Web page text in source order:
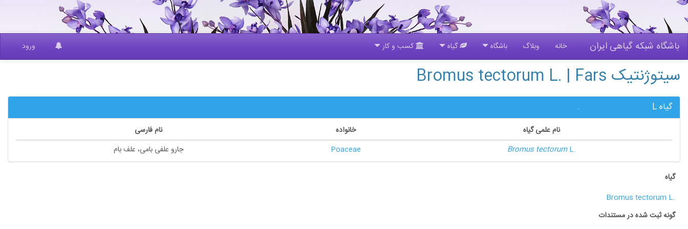
باشگاه شبکه گیاهی ایران خانه وبلاگ باشگاه گیاه کسب و کار ورود
سیتوژنتیک Bromus tectorum L. | Fars
گیاهL.
نام علمی گیاه خانواده
نام فارسی
Bromus tectorumL.
Poaceae جارو علفی بامی، علف بام
گیاه
Bromus tectorum L.
گونه ثبت شده در مستندات